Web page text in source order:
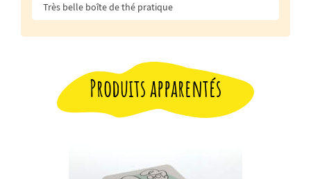
Très belle boîte de thé pratique
Produits apparentés